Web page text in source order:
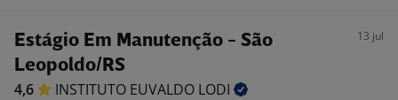
Estágio Em Manutenção - São
Leopoldo/RS
13 jul
4,6 INSTITUTO EUVALDO LODI